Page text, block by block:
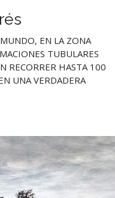
EN LA ZONA
TUBULARES
RECORRER HASTA 100
UNA VERDADERA